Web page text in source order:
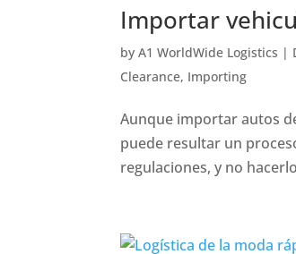
Importar
byA1 WorldWide Logistics |
Clearance, Importing
Aunque importar autos
puede resultar un
regulaciones, y no